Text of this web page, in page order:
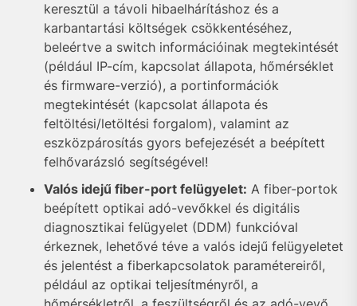
keresztül a távoli hibaelhárításhoz és a
karbantartási költségek csökkentéséhez,
beleértve a switch információinak megtekintését
(például IP-cím, kapcsolat állapota, hőmérséklet
és firmware-verzió), a portinformációk
megtekintését (kapcsolat állapota és
feltöltési/letöltési forgalom), valamint az
eszközpárosítás gyors befejezését a beépített
felhővarázsló segítségével!
Valós idejű fiber-port felügyelet: A fiber-portok
beépített optikai adó-vevőkkel és digitális
diagnosztikai felügyelet (DDM) funkcióval
érkeznek, lehetővé téve a valós idejű felügyeletet
és jelentést a fiberkapcsolatok paramétereiről,
például az optikai teljesítményről, a